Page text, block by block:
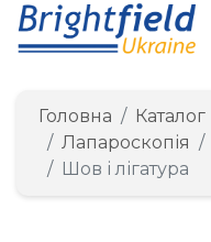
Головна Каталог
Лапароскопія
Шов і лігатура